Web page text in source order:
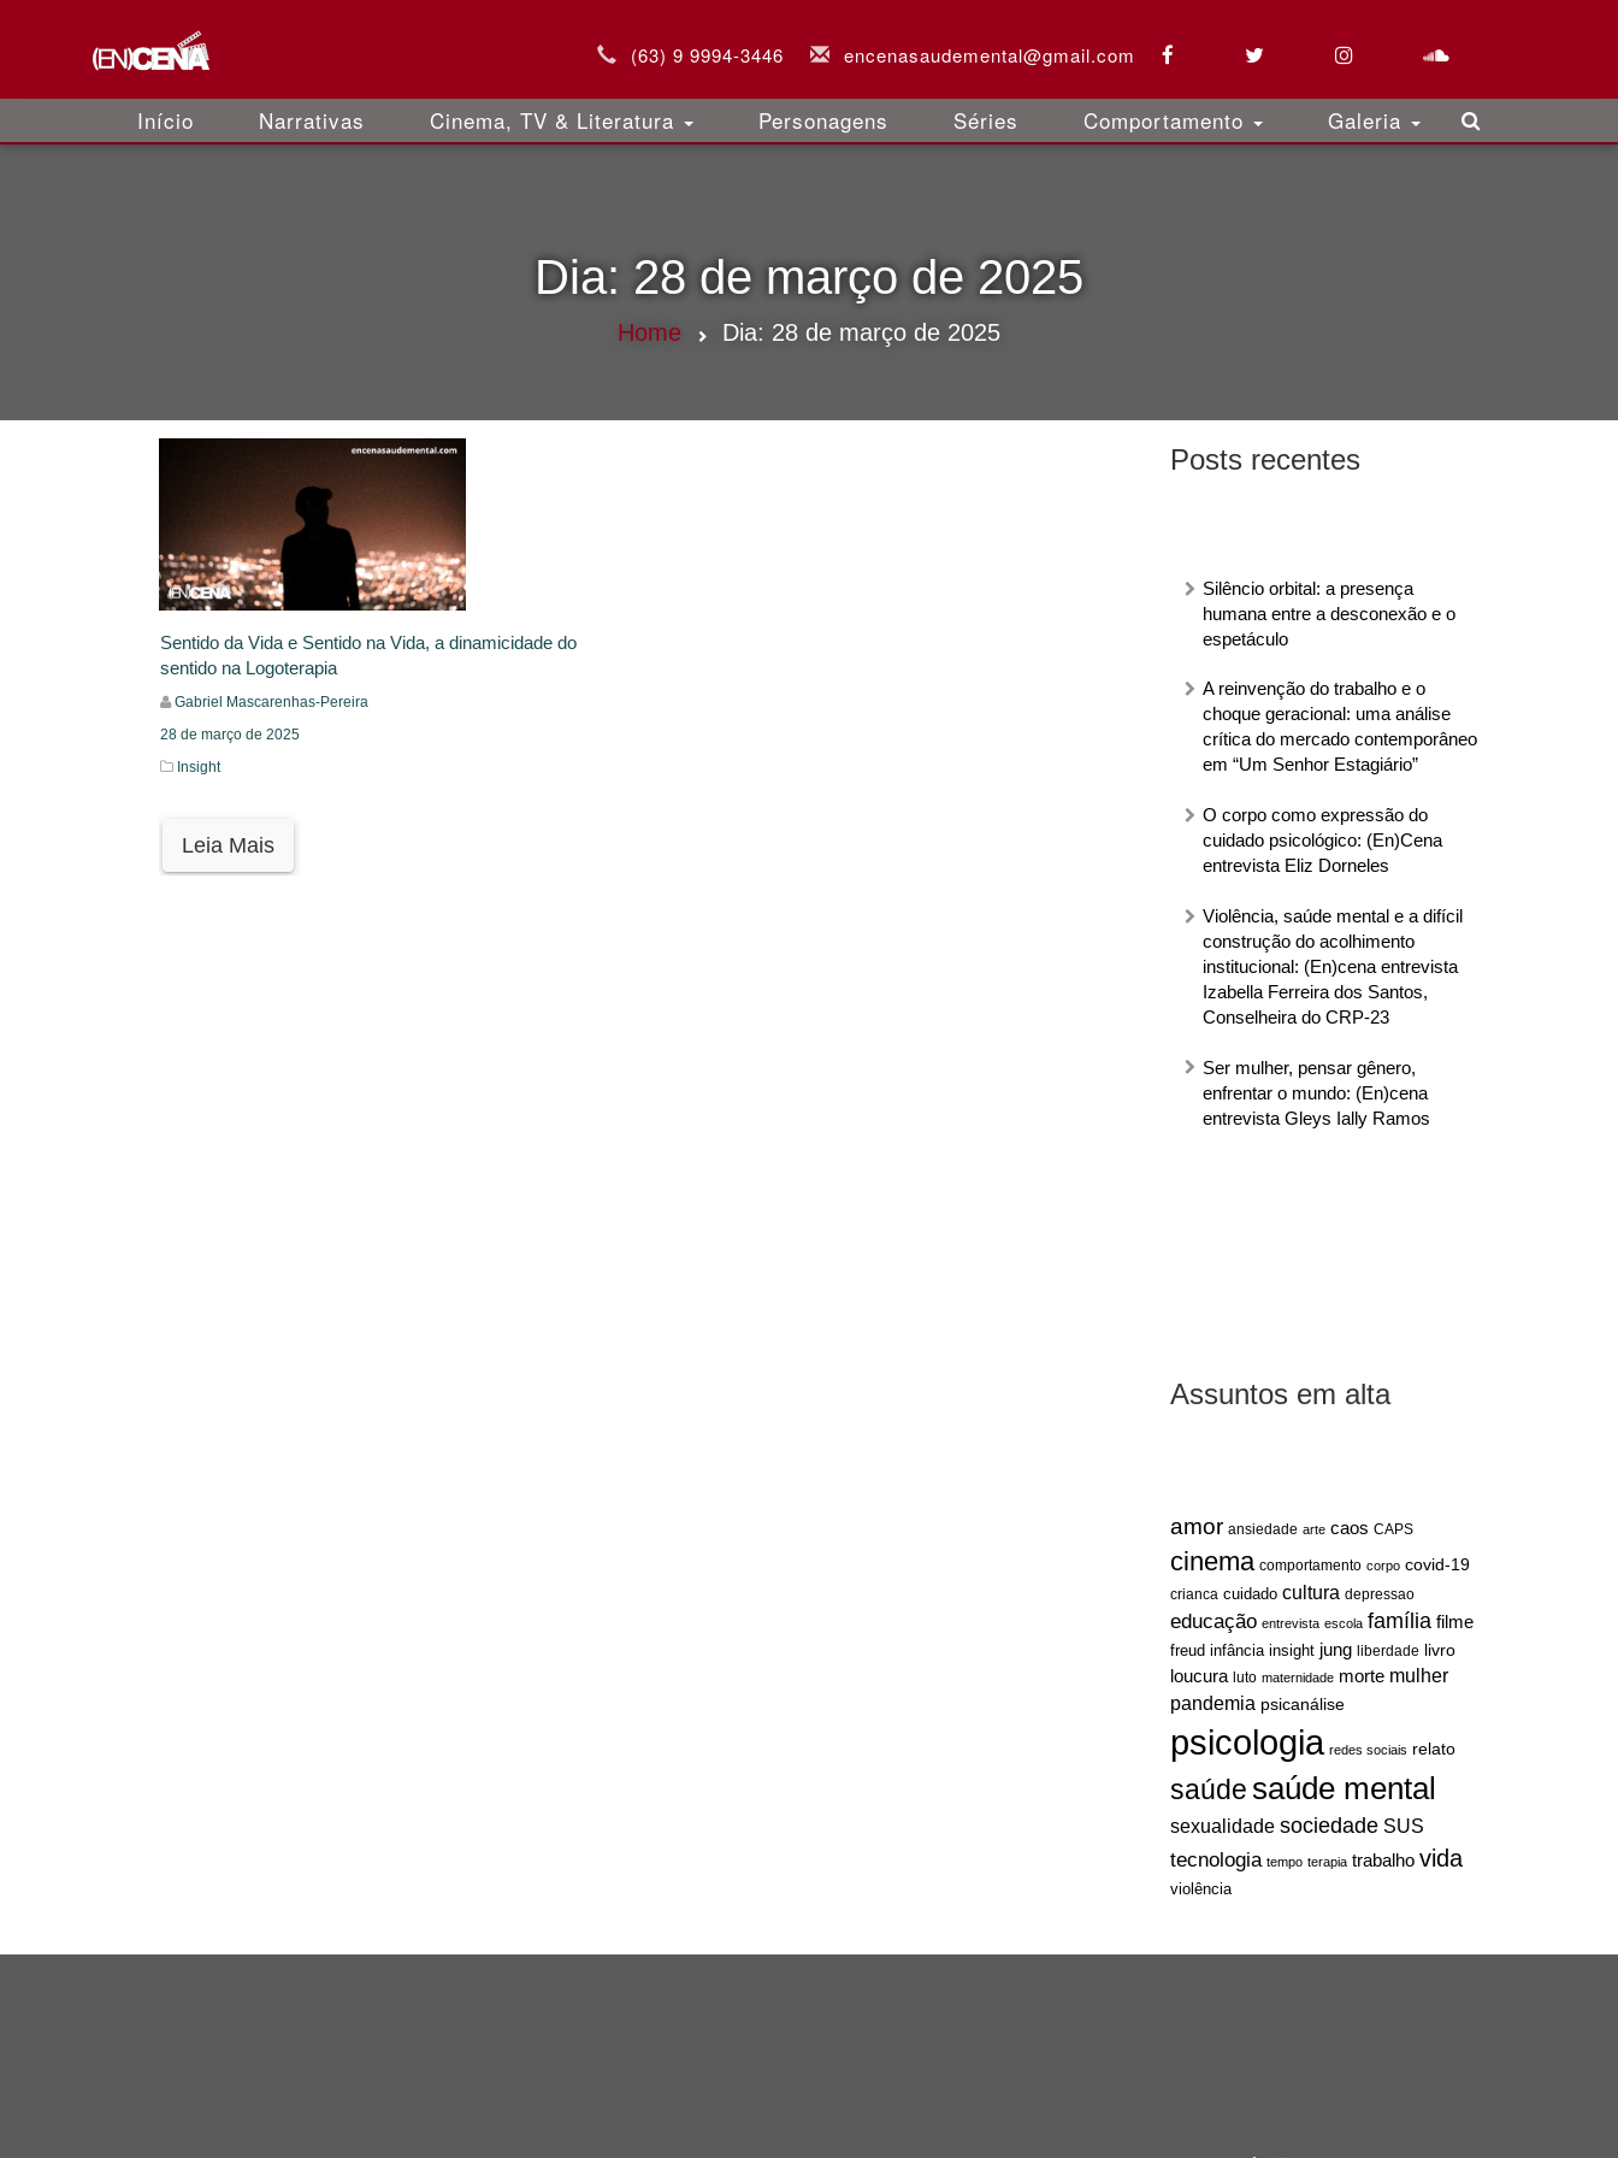
(63) 9 9994-3446 encenasaudemental@gmail.com
Início Narrativas Cinema, TV & Literatura Personagens Séries Comportamento Galeria
Dia: 28 de março de 2025
Home Dia: 28 de março de 2025
Posts recentes
Silêncio orbital: a presença
humana entre a desconexão e o
espetáculo
A reinvenção do trabalho e o
choque geracional: uma análise
crítica do mercado contemporâneo
em “Um Senhor Estagiário”
O corpo como expressão do
cuidado psicológico: (En)Cena
entrevista Eliz Dorneles
Violência, saúde mental e a difícil
construção do acolhimento
institucional: (En)cena entrevista
Izabella Ferreira dos Santos,
Conselheira do CRP-23
Ser mulher, pensar gênero,
enfrentar o mundo: (En)cena
entrevista Gleys Ially Ramos
Assuntos em alta
amor ansiedade arte caos CAPS
cinema comportamento corpo covid-19
crianca cuidado cultura depressao
educação entrevista escola família filme
freud infância insight jung liberdade livro
loucura luto maternidade morte mulher
pandemia psicanálise
psicologia redes sociais relato
saúdesaúde mental
sexualidade sociedade SUS
tecnologia tempo terapia trabalho vida
violência
Sentido da Vida e Sentido na Vida, a dinamicidade do
sentido na Logoterapia
Gabriel Mascarenhas-Pereira
28 de março de 2025
Insight
Leia Mais